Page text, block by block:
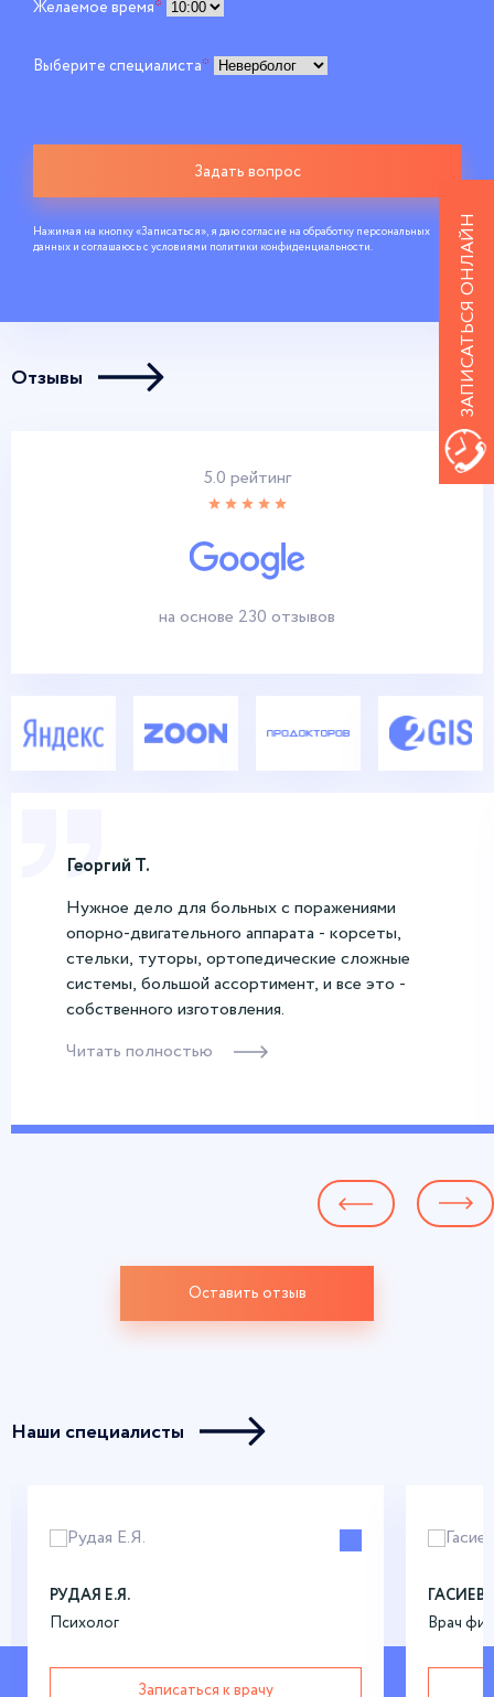
Желаемое время*
Выберите специалиста*
Задать вопрос
Нажимая на кнопку «Записаться», я даю согласие на обработку персональных
данных и соглашаюсь c условиями политики конфиденциальности.
Отзывы
5.0 рейтинг
на основе 230 отзывов
Георгий Т.
Нужное дело для больных с поражениями
опорно-двигательного аппарата - корсеты,
стельки, туторы, ортопедические сложные
системы, большой ассортимент, и все это -
собственного изготовления.
Читать полностью
Оставить отзыв
Наши специалисты
РУДАЯ Е.Я.
Психолог
Записаться к врачу
Врач
ЗАПИСАТЬСЯ ОНЛАЙН